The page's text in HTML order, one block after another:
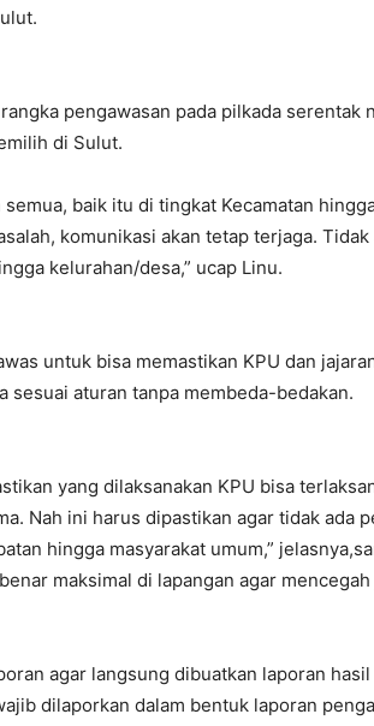
pengawasan pada pilkada serentak
di Sulut.
baik itu di tingkat Kecamatan
komunikasi akan tetap terjaga. Tidak
kelurahan/desa,” ucap Linu.
untuk bisa memastikan KPU dan
aturan tanpa membeda-bedakan.
yang dilaksanakan KPU bisa
Nah ini harus dipastikan agar tidak ada
hingga masyarakat umum,”
maksimal di lapangan agar mencegah
agar langsung dibuatkan laporan hasil
dilaporkan dalam bentuk laporan